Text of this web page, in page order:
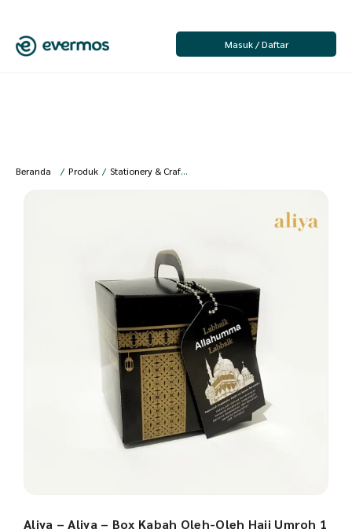
Masuk / Daftar
Beranda / Produk / Stationery & Craft
Aliya – Aliya – Box Kabah Oleh-Oleh Haji Umroh 1